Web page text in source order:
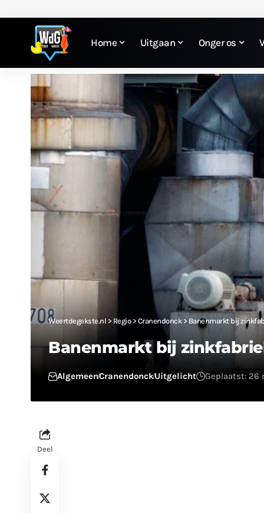
Home Uitgaan Onger os
Weertdegekste.nl > Regio> Cranendonck> Banenmarkt bij
Banenmarkt bij
AlgemeenCranendonckUitgelicht Geplaatst: 26
Deel